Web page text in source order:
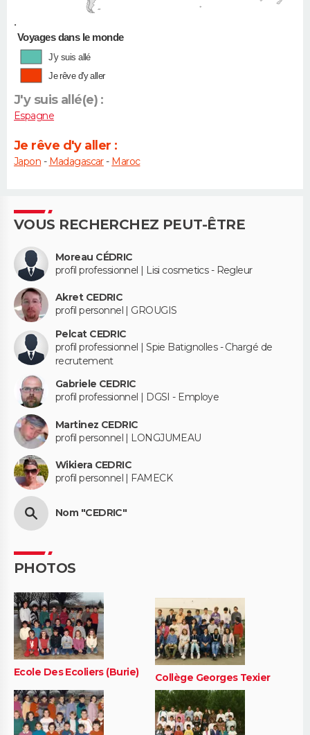
•
Voyages dans le monde
J'y suis allé
Je rêve d'y aller
J'y suis allé(e) :
Espagne
Je rêve d'y aller :
Japon - Madagascar- Maroc
VOUS RECHERCHEZ PEUT-ÊTRE
Moreau CÉDRIC
profil professionnel | Lisi cosmetics - Regleur
Akret CEDRIC
profil personnel | GROUGIS
Pelcat CEDRIC
profil professionnel | Spie Batignolles - Chargé de
recrutement
Gabriele CEDRIC
profil professionnel | DGSI - Employe
Martinez CEDRIC
profil personnel | LONGJUMEAU
Wikiera CEDRIC
profil personnel | FAMECK
Nom "CEDRIC"
PHOTOS
Ecole Des Ecoliers (Burie) Collège Georges Texier